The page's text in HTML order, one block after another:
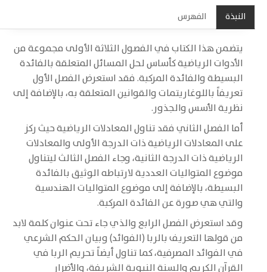
النبذة الفهرس
يتضمن هذا الكتاب في الفصول الثلاثة الأولى مجموعة من
الأدوات الرياضية كأساس لحل المسائل المتعلقة بالفائدة
البسيطة والفائدة المركبة. فقد استعرض الفصل الأول
تعريفاً باللوغاريتمات والقوانين المتعلقة به، بالإضافة إلى
نظرية الأسس والجذور.
أما الفصل الثاني فقد تناول المعادلات الرياضية حيث ركز
على المعادلات الرياضية ذات الدرجة الأولى والمعادلات
الرياضية ذات الدرجة الثانية، وجاء الفصل الثالث ليتناول
موضوع المتواليات العددية لارتباطه الوثيق بالفائدة
البسيطة، بالإضافة إلى موضوع المتواليات الهندسية
والتي هي صورة عن الفائدة المركبة.
وقد استعرض الفصل الرابع والذي جاء تحت عنوان كلمة لابد
من قولها التعريف بالربا (الفوائد) وبيان الحكم الشرعي
في الفوائد المصرفية، كما تناول أيضاً تحريم الربا في
القرآن الكريم والسنة النبوية الشريفة، والأضرار